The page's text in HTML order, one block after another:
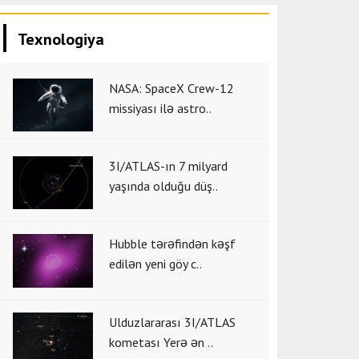
Texnologiya
NASA: SpaceX Crew-12
missiyası ilə astro..
3I/ATLAS-ın 7 milyard
yaşında olduğu düş..
Hubble tərəfindən kəşf
edilən yeni göy c..
Ulduzlararası 3I/ATLAS
kometası Yerə ən ..